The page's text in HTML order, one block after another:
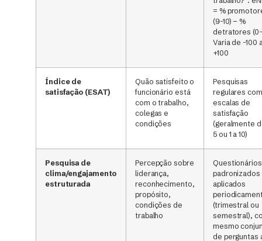
= %
(9-10) − %
detratores
Varia de -100
+100
Índice de
satisfação (ESAT)
Quão satisfeito o
funcionário está
com o trabalho,
colegas e
condições
Pesquisas
regulares com
escalas de
satisfação
(geralmente
5 ou 1 a 10)
Pesquisa de
clima/engajamento
estruturada
Percepção sobre
liderança,
reconhecimento,
propósito,
condições de
trabalho
Questionários
padronizados
aplicados
(trimestral ou
semestral),
mesmo
de perguntas